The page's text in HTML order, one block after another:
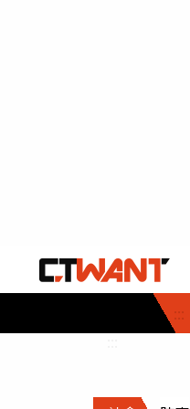
:::
社會首頁
時事
調查